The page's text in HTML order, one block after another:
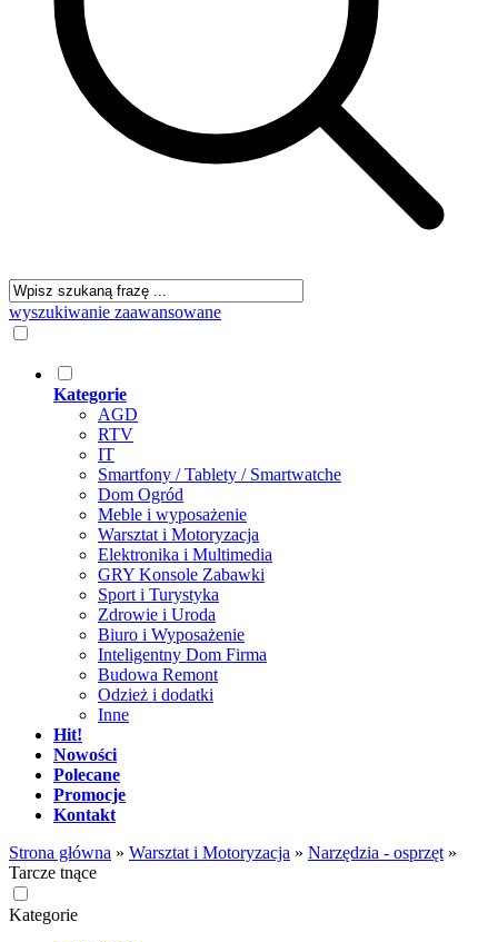
wyszukiwanie zaawansowane
Kategorie
AGD
RTV
IT
Smartfony / Tablety / Smartwatche
Dom Ogród
Meble i wyposażenie
Warsztat i Motoryzacja
Elektronika i Multimedia
GRY Konsole Zabawki
Sport i Turystyka
Zdrowie i Uroda
Biuro i Wyposażenie
Inteligentny Dom Firma
Budowa Remont
Odzież i dodatki
Inne
Hit!
Nowości
Polecane
Promocje
Kontakt
Strona główna » Warsztat i Motoryzacja » Narzędzia - osprzęt »
Tarcze tnące
Kategorie